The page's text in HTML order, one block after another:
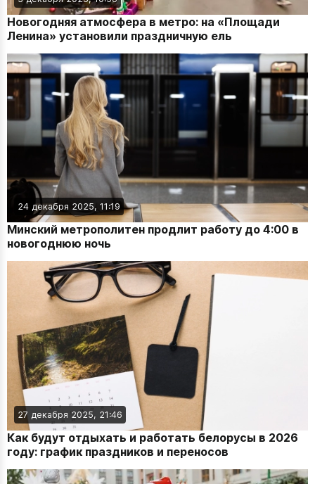
Новогодняя атмосфера в метро: на «Площади
Ленина» установили праздничную ель
24 декабря 2025, 11:19
Минский метрополитен продлит работу до 4:00 в
новогоднюю ночь
27 декабря 2025, 21:46
Как будут отдыхать и работать белорусы в 2026
году: график праздников и переносов